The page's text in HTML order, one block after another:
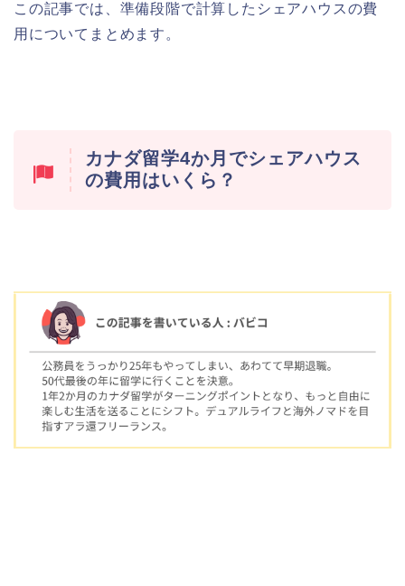
この記事では、準備段階で計算したシェアハウスの費
用についてまとめます。
カナダ留学4か月でシェアハウス
の費用はいくら？